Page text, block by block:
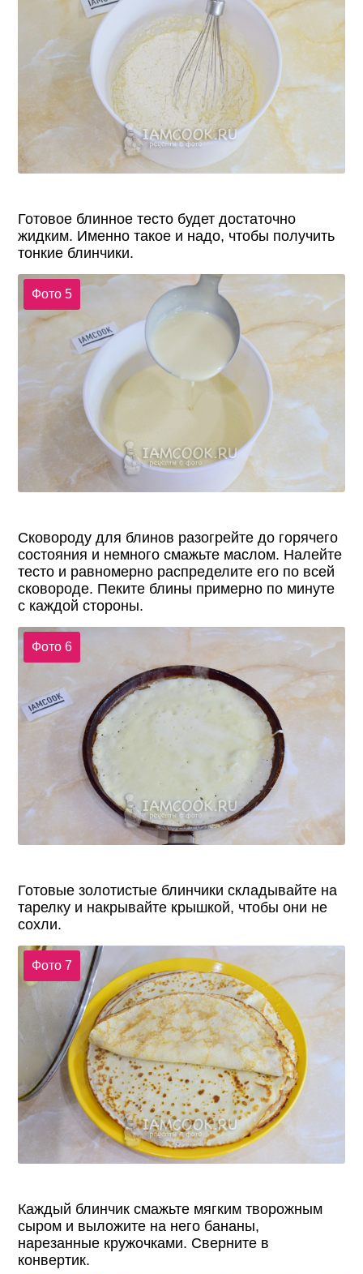
Готовое блинное тесто будет достаточно
жидким. Именно такое и надо, чтобы получить
тонкие блинчики.
Фото 5
Сковороду для блинов разогрейте до горячего
состояния и немного смажьте маслом. Налейте
тесто и равномерно распределите его по всей
сковороде. Пеките блины примерно по минуте
с каждой стороны.
Фото 6
Готовые золотистые блинчики складывайте на
тарелку и накрывайте крышкой, чтобы они не
сохли.
Фото 7
Каждый блинчик смажьте мягким творожным
сыром и выложите на него бананы,
нарезанные кружочками. Сверните в
конвертик.